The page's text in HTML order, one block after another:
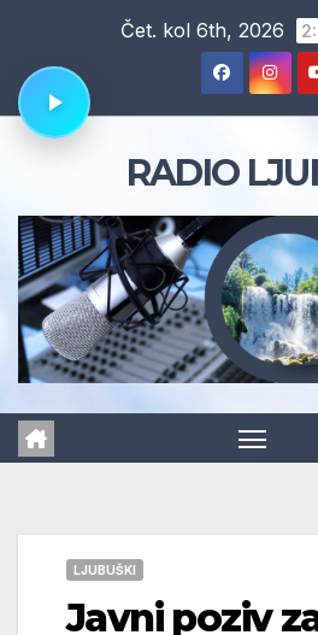
content
Čet. kol 6th, 2026
RADIO
LJUBUŠKI
Javni poziv